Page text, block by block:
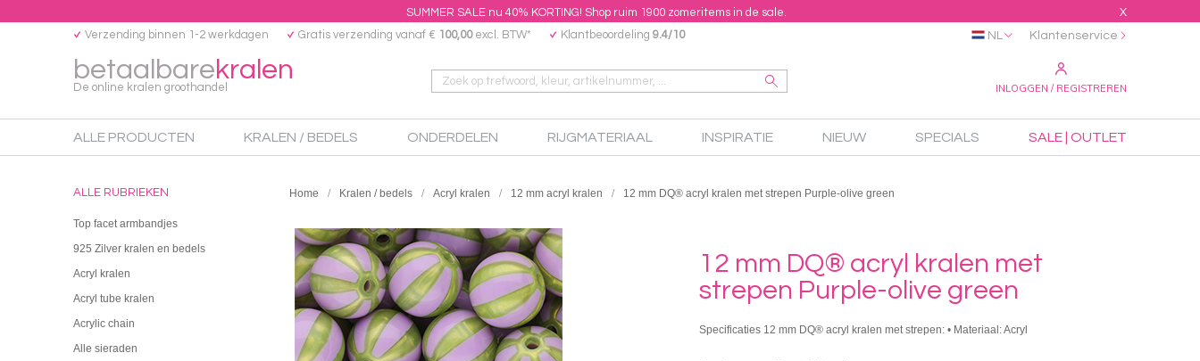
SUMMER SALE nu 40% KORTING! Shop ruim 1900 zomeritems in de sale. X
betaalbarekralen
De online kralen groothandel
Verzending binnen 1-2 werkdagen Gratis verzending vanaf € 100,00excl. BTW* Klantbeoordeling 9.4/10
INLOGGEN / REGISTREREN
NL Klantenservice
ALLE PRODUCTEN KRALEN / BEDELS ONDERDELEN RIJGMATERIAAL INSPIRATIE NIEUW SPECIALS SALE | OUTLET
ALLE RUBRIEKEN
Top facet armbandjes
925 Zilver kralen en bedels
Acryl kralen
Acryl tube kralen
Acrylic chain
Alle sieraden
Home Kralen / bedels Acryl kralen 12 mm acryl kralen 12 mm DQ® acryl kralen met strepen Purple-olive green
12 mm DQ® acryl kralen met
strepen Purple-olive green
Specificaties 12 mm DQ® acryl kralen met strepen: • Materiaal: Acryl